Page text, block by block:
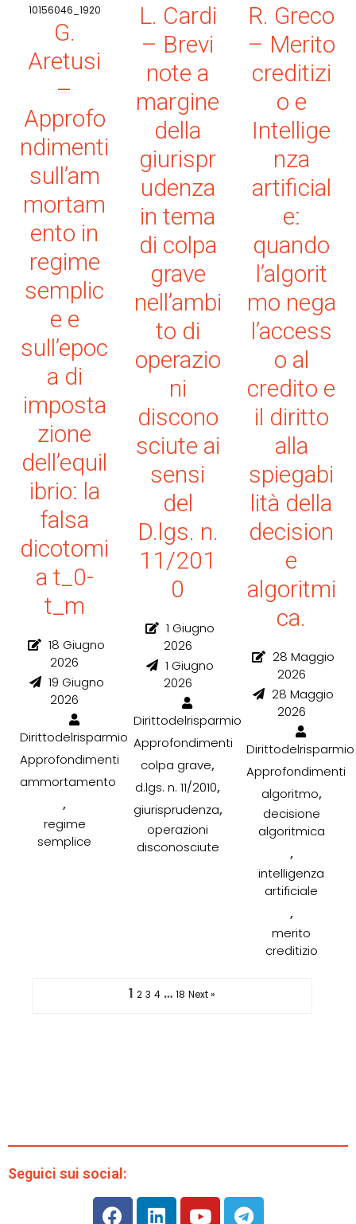
G.
Aretusi
–
Approfo
ndimenti
sull’am
mortam
ento in
regime
semplic
e e
sull’epoc
a di
imposta
zione
dell’equil
ibrio: la
falsa
dicotomi
a t_0-
t_m
18 Giugno
2026
19 Giugno
2026
Dirittodelrisparmio
Approfondimenti
ammortamento
,
regime
semplice
L. Cardi
– Brevi
note a
margine
della
giurispr
udenza
in tema
di colpa
grave
nell’ambi
to di
operazio
ni
discono
sciute ai
sensi
del
D.lgs. n.
11/201
0
1 Giugno
2026
1 Giugno
2026
Dirittodelrisparmio
Approfondimenti
colpa grave,
d.lgs. n. 11/2010,
giurisprudenza,
operazioni
disconosciute
R. Greco
– Merito
creditizi
o e
Intellige
nza
artificial
e:
quando
l’algorit
mo nega
l’access
o al
credito e
il diritto
alla
spiegabi
lità della
decision
e
algoritmi
ca.
28 Maggio
2026
28 Maggio
2026
Dirittodelrisparmio
Approfondimenti
algoritmo,
decisione
algoritmica
,
intelligenza
artificiale
,
merito
creditizio
1 2 3 4 … 18 Next »
Seguici sui social: